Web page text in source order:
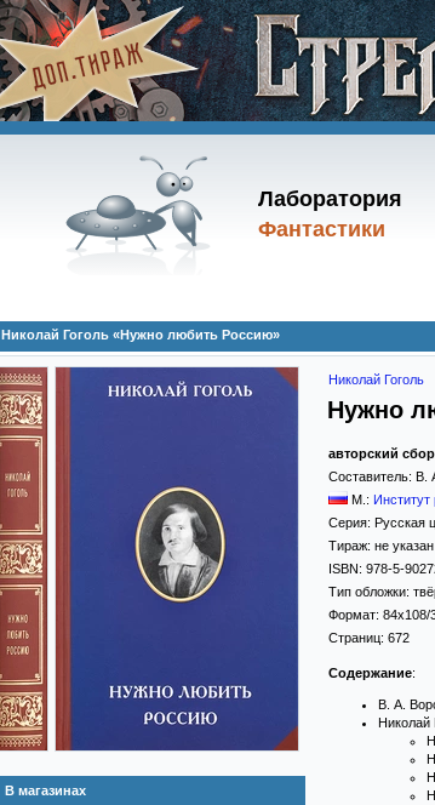
Лаборатория
Фантастики
Николай Гоголь «Нужно любить Россию»
В магазинах
Николай Гоголь
Нужно
авторский
Составитель: В.
М.: Институт
Серия: Русская
Тираж: не указан
ISBN: 978-5-
Тип обложки:
Формат: 84x108/
Страниц: 672
Содержание:
В. А.
Николай